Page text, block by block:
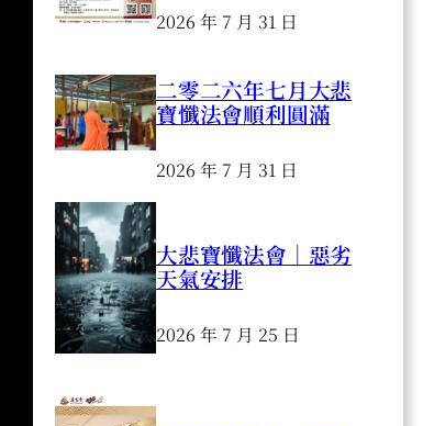
2026 年 7 月 31 日
二零二六年七月大悲
寶懺法會順利圓滿
2026 年 7 月 31 日
大悲寶懺法會｜惡劣
天氣安排
2026 年 7 月 25 日